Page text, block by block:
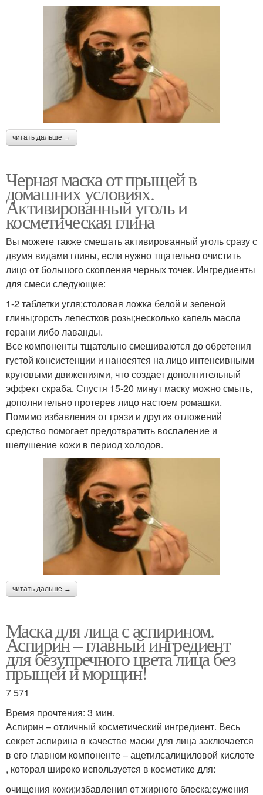
читать дальше →
Черная маска от прыщей в
домашних условиях.
Активированный уголь и
косметическая глина
Вы можете также смешать активированный уголь сразу с
двумя видами глины, если нужно тщательно очистить
лицо от большого скопления черных точек. Ингредиенты
для смеси следующие:
1-2 таблетки угля;столовая ложка белой и зеленой
глины;горсть лепестков розы;несколько капель масла
герани либо лаванды.
Все компоненты тщательно смешиваются до обретения
густой консистенции и наносятся на лицо интенсивными
круговыми движениями, что создает дополнительный
эффект скраба. Спустя 15-20 минут маску можно смыть,
дополнительно протерев лицо настоем ромашки.
Помимо избавления от грязи и других отложений
средство помогает предотвратить воспаление и
шелушение кожи в период холодов.
читать дальше →
Маска для лица с аспирином.
Аспирин – главный ингредиент
для безупречного цвета лица без
прыщей и морщин!
7 571
Время прочтения: 3 мин.
Аспирин – отличный косметический ингредиент. Весь
секрет аспирина в качестве маски для лица заключается
в его главном компоненте – ацетилсалициловой кислоте
, которая широко используется в косметике для:
очищения кожи;избавления от жирного блеска;сужения